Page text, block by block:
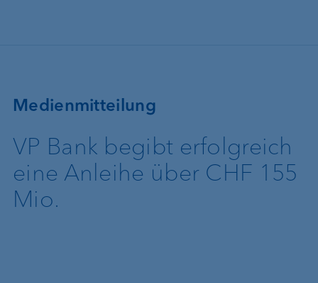
Medienmitteilung
VP Bank begibt erfolgreich
eine Anleihe über CHF 155
Mio.